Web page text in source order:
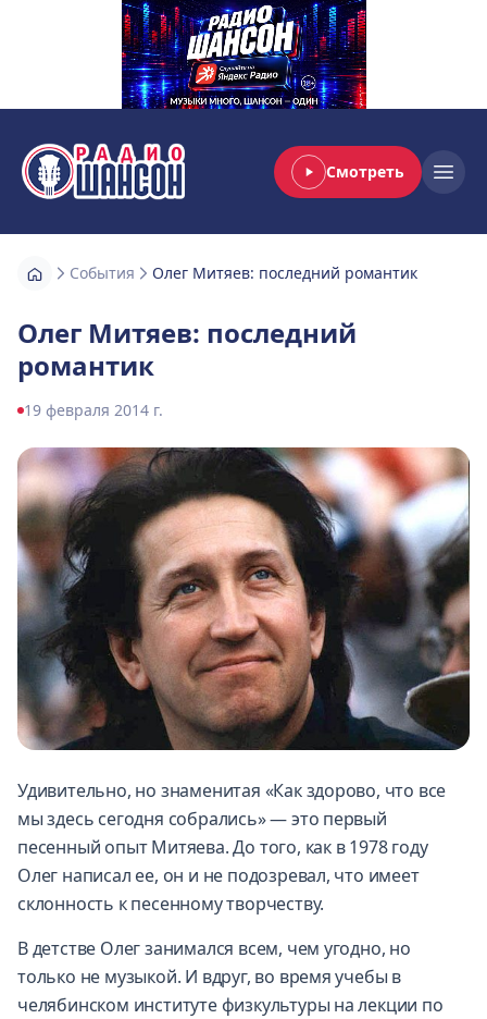
Радио Шансон Смотреть
События Олег Митяев: последний романтик
Олег Митяев: последний
романтик
19 февраля 2014 г.
Удивительно, но знаменитая «Как здорово, что все
мы здесь сегодня собрались» — это первый
песенный опыт Митяева. До того, как в 1978 году
Олег написал ее, он и не подозревал, что имеет
склонность к песенному творчеству.
В детстве Олег занимался всем, чем угодно, но
только не музыкой. И вдруг, во время учебы в
челябинском институте физкультуры на лекции по